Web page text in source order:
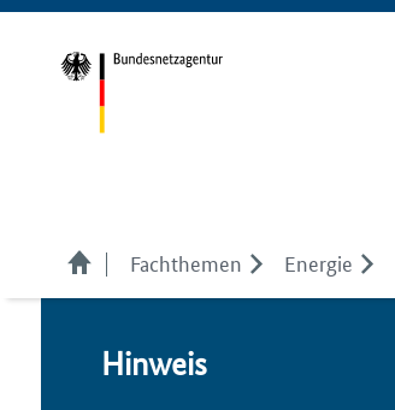
Fachthemen Energie
Hin­weis